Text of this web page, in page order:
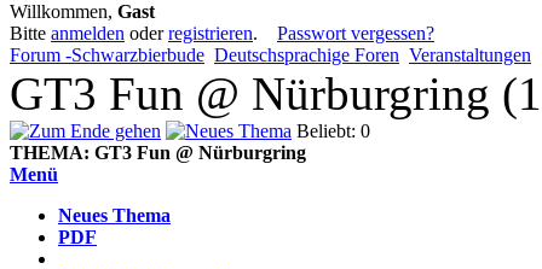
Willkommen, Gast
Bitte anmelden oderregistrieren. Passwort vergessen?
Forum -Schwarzbierbude Deutschsprachige Foren Veranstaltungen
GT3 Fun @ Nürburgring
Beliebt: 0
THEMA: GT3 Fun @ Nürburgring
Menü
Neues Thema
PDF